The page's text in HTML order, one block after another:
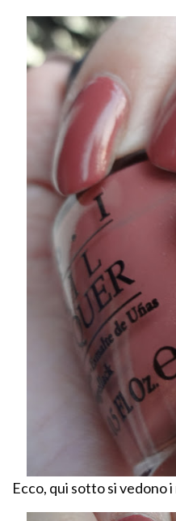
Ecco, qui sotto si vedono